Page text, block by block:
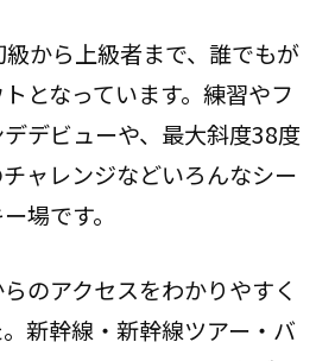
から上級者まで、誰でもが
となっています。練習やフ
デビューや、最大斜度38度
ャレンジなどいろんなシー
場です。
のアクセスをわかりやすく
新幹線・新幹線ツアー・バ